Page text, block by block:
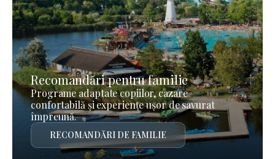
Recomandări pentru familie
Programe adaptate copiilor, cazare
confortabilă și experiențe ușor de savurat
împreună.
RECOMANDĂRI DE FAMILIE